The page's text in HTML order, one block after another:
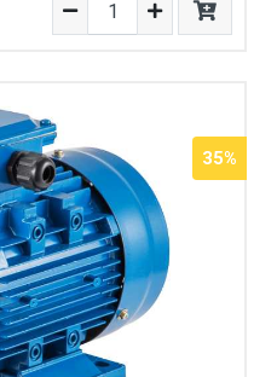
35%